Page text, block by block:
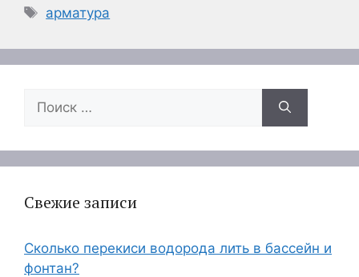
Метки
арматура
Поиск:
Свежие записи
Сколько перекиси водорода лить в бассейн и
фонтан?